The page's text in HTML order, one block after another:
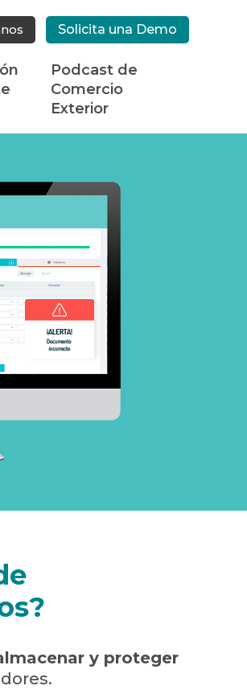
Solicita una Demo
Podcast de
Comercio
Exterior
y proteger